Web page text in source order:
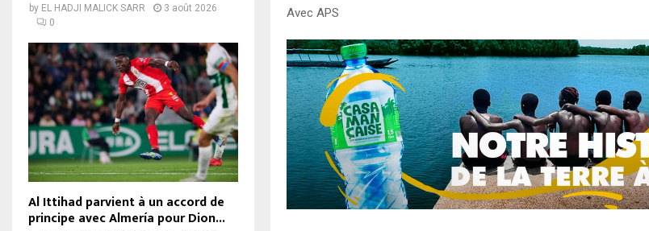
Avec APS
by EL HADJI MALICK SARR
3 août 2026
0
Al Ittihad parvient à un accord de
principe avec Almería pour Dion...